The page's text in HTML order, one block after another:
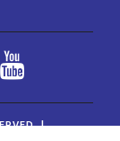
|